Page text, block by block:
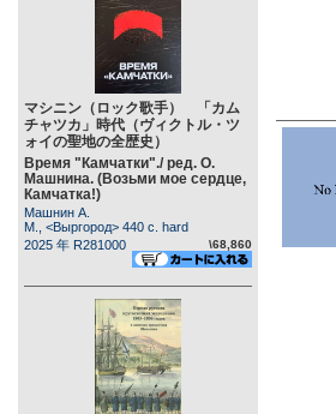
マシニン（ロック歌手） 「カム
チャツカ」時代（ヴィクトル・ツ
ォイの聖地の全歴史）
Время "Камчатки"./ ред. О.
Машнина. (Возьми мое сердце,
Камчатка!)
Машнин А.
М., <Выргород> 440 c. hard
2025 年 R281000
\68,860